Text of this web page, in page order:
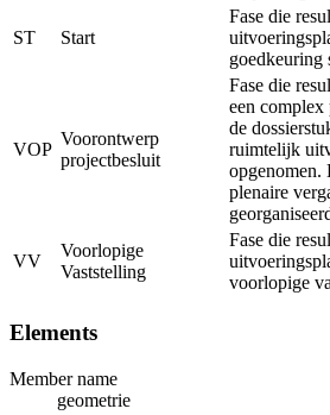
ST Start
Fase die
goedkeuring
VOP
Voorontwerp
projectbesluit
Fase die
een
de
ruimtelijk
opgenomen.
plenaire
VV
Voorlopige
Vaststelling
Fase die
voorlopige
Elements
Member name
geometrie